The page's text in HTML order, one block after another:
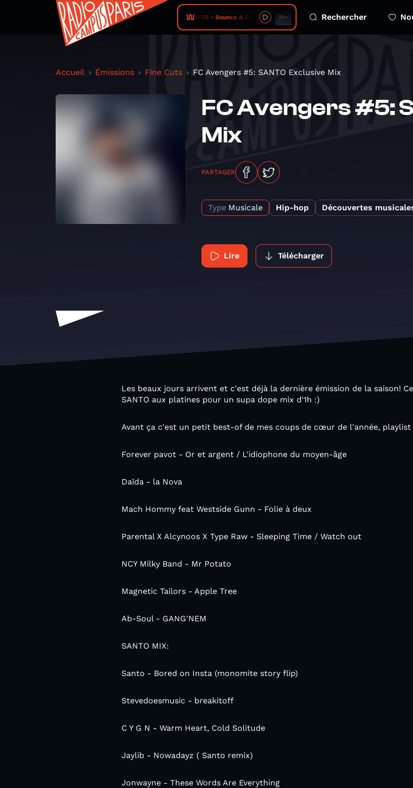
RADIO CAMPUS ANGERS • Bounce & Dream - 2026-08-06 - s05 e04 free greenland kalaallit nunaat
Rechercher
Accueil Émissions Fine Cuts FC Avengers #5: SANTO Exclusive Mix
FC Avengers #5:
Mix
PARTAGER
Type Musicale Hip-hop Découvertes
Lire Télécharger
Les beaux jours arrivent et c'est déjà la dernière émission de la saison!
SANTO aux platines pour un supa dope mix d'1h :)
Avant ça c'est un petit best-of de mes coups de cœur de l'année,
Forever pavot - Or et argent / L'idiophone du moyen-âge
Daïda - la Nova
Mach Hommy feat Westside Gunn - Folie à deux
Parental X Alcynoos X Type Raw - Sleeping Time / Watch out
NCY Milky Band - Mr Potato
Magnetic Tailors - Apple Tree
Ab-Soul - GANG'NEM
SANTO MIX:
Santo - Bored on Insta (monomite story flip)
Stevedoesmusic - breakitoff
C Y G N - Warm Heart, Cold Solitude
Jaylib - Nowadayz ( Santo remix)
Jonwayne - These Words Are Everything